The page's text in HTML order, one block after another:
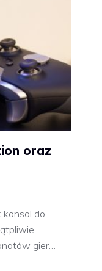
oraz
konsol do
gier…